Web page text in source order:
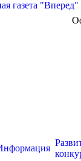
газета "Вперед"